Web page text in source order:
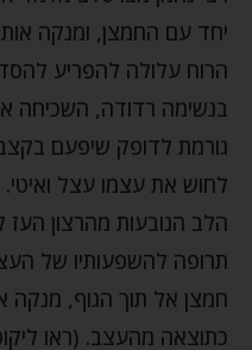
יחד עם החמצן, ומנקה
הרוח עלולה להפריע
בנשימה רדודה, השכיחה
גורמת לדופק שיפעם
לחוש את עצמו עצל
הלב הנובעות מהרצון
תרופה להשפעותיו של
חמצן אל תוך הגוף, מנקה
כתוצאה מהעצב. (ראו